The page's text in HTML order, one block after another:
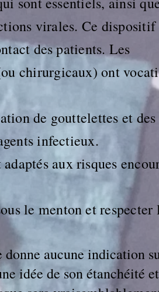
virales. Ce dispositif
des patients. Les
chirurgicaux) ont
de gouttelettes et des
infectieux.
aux risques
le menton et respecter
aucune indication
idée de son étanchéité et